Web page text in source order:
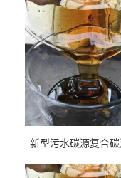
新型污水碳源复合